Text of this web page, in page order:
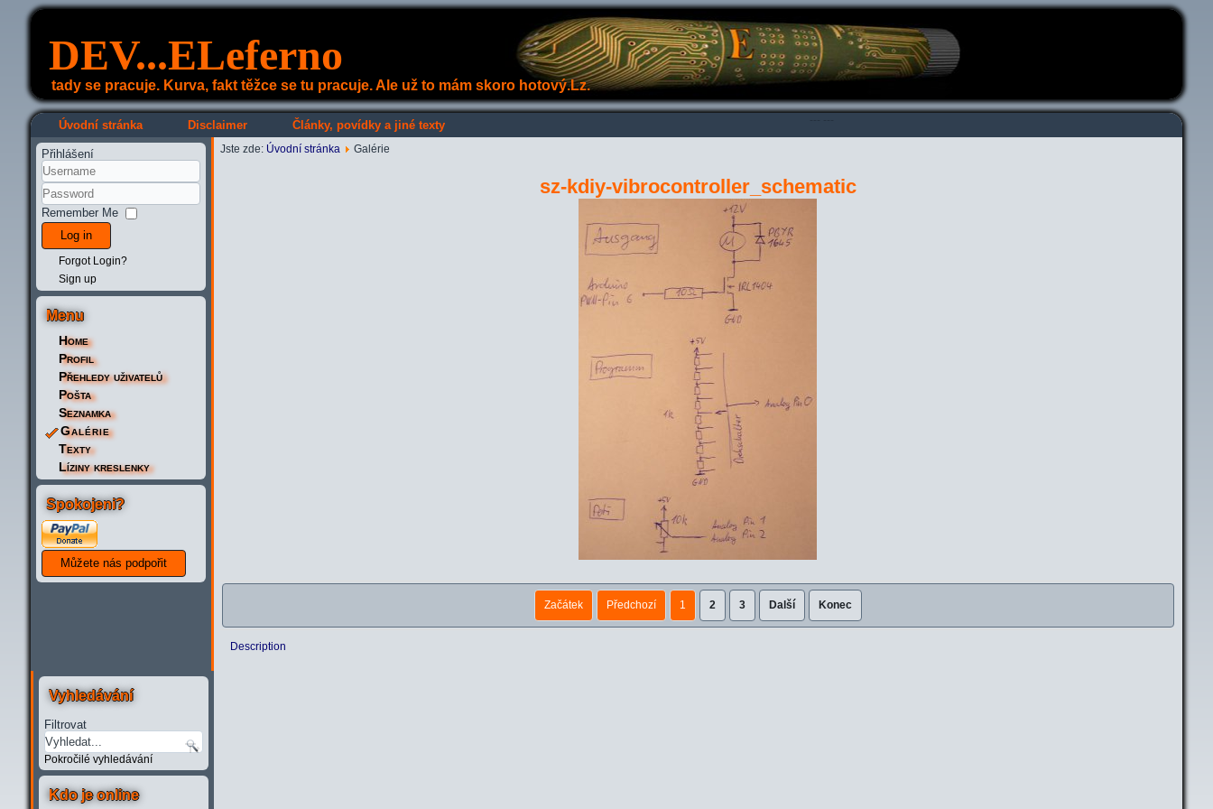
DEV...ELeferno
tady se pracuje. Kurva, fakt těžce se tu pracuje. Ale už to mám skoro hotový.Lz.
Úvodní stránka Disclaimer Články, povídky a jiné texty
Přihlášení
Remember Me
Log in
Forgot Login?
Sign up
Menu
Home
Profil
Přehledy uživatelů
Pošta
Seznamka
Galérie
Texty
Líziny kreslenky
Spokojeni?
Jste zde: Úvodní stránka Galérie
sz-kdiy-vibrocontroller_schematic
Začátek Předchozí 1 2 3 Další Konec
Description
Vyhledávání
Filtrovat
Pokročilé vyhledávání
Kdo je online